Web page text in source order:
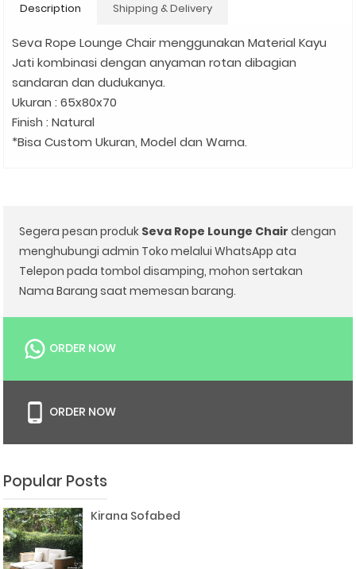
Description Shipping & Delivery
Seva Rope Lounge Chair menggunakan Material Kayu
Jati kombinasi dengan anyaman rotan dibagian
sandaran dan dudukanya.
Ukuran : 65x80x70
Finish : Natural
*Bisa Custom Ukuran, Model dan Warna.
Segera pesan produk Seva Rope Lounge Chair dengan
menghubungi admin Toko melalui WhatsApp ata
Telepon pada tombol disamping, mohon sertakan
Nama Barang saat memesan barang.
ORDER NOW
ORDER NOW
Popular Posts
Kirana Sofabed